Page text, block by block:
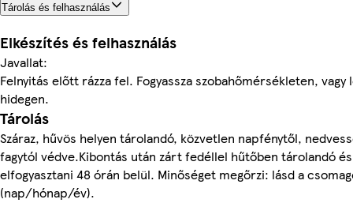
Tárolás és felhasználás
Elkészítés és felhasználás
Javallat:
Felnyitás előtt rázza fel. Fogyassza szobahőmérsékleten, vagy
hidegen.
Tárolás
Száraz, hűvös helyen tárolandó, közvetlen napfénytől,
fagytól védve.Kibontás után zárt fedéllel hűtőben tárolandó
elfogyasztani 48 órán belül. Minőséget megőrzi: lásd a
(nap/hónap/év).